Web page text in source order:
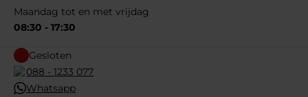
Maandag tot en met vrijdag
08:30 - 17:30
Gesloten
088 - 1233 077
Whatsapp